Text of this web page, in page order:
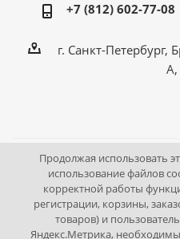
+7 (812) 602-77-08
г. Санкт-Петербург,
2009 - 2026 ©
195043, г. Санкт-
Продолжая использовать
использование файлов
корректной работы
регистрации, корзины,
товаров) и
Яндекс.Метрика,